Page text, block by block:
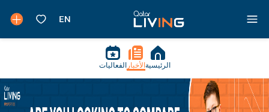
الرئيسية الأخبار الفعاليات